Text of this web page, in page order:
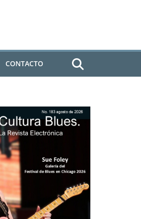
CONTACTO